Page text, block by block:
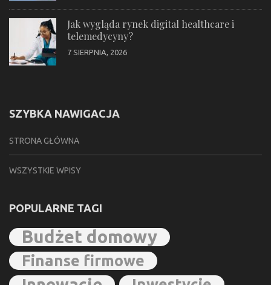
Jak wygląda rynek digital healthcare i
telemedycyny?
7 SIERPNIA, 2026
SZYBKA NAWIGACJA
STRONA GŁÓWNA
WSZYSTKIE WPISY
POPULARNE TAGI
Budżet domowy
Finanse firmowe